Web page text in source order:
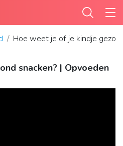
Hoe weet je of je kindje
snacken? | Opvoeden